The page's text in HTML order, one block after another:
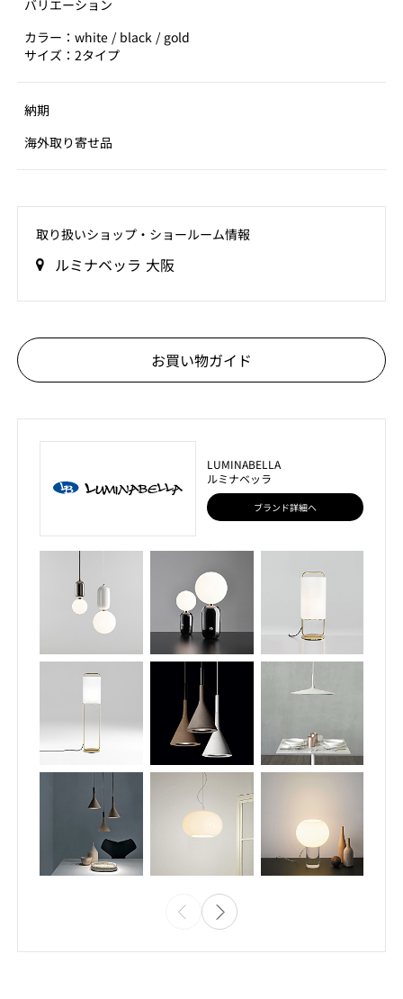
バリエーション
カラー：white / black / gold
サイズ：2タイプ
納期
海外取り寄せ品
取り扱いショップ‧ショールーム情報
ルミナベッラ 大阪
お買い物ガイド
LUMINABELLA
ルミナベッラ
ブランド詳細へ